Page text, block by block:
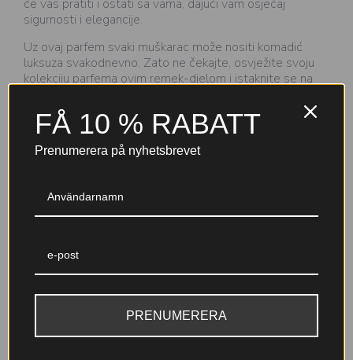
će vas pratiti i ostati sa vama, dajući vam osjećaj
sigurnosti i elegancije.
Uz ovaj parfem svaki muškarac može nositi komadić
luksuza svakodnevno. Zato ne čekajte, osvježite svoju
kolekciju parfema ovim remek-djelom i istaknite se na
Till 30 %
med lång hållbarhet – skapad
för att stanna kvar hela dagen.
Garanterad kvalitet
tillverkning inom EU för din
trygghet.
FÅ 10 % RABATT
Prenumerera på nyhetsbrevet
PRENUMERERA